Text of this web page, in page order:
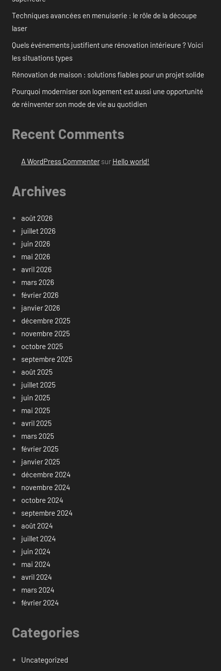
Techniques avancées en menuiserie : le rôle de la découpe
laser
Quels événements justifient une rénovation intérieure ? Voici
les situations types
Rénovation de maison : solutions fiables pour un projet solide
Pourquoi moderniser son logement est aussi une opportunité
de réinventer son mode de vie au quotidien
Recent Comments
A WordPress Commentersur Hello world!
Archives
août 2026
juillet 2026
juin 2026
mai 2026
avril 2026
mars 2026
février 2026
janvier 2026
décembre 2025
novembre 2025
octobre 2025
septembre 2025
août 2025
juillet 2025
juin 2025
mai 2025
avril 2025
mars 2025
février 2025
janvier 2025
décembre 2024
novembre 2024
octobre 2024
septembre 2024
août 2024
juillet 2024
juin 2024
mai 2024
avril 2024
mars 2024
février 2024
Categories
Uncategorized